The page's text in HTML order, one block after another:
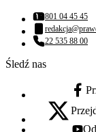
Numer telefonu:
801 04 45 45
Adres email:
Numer telefonu:
22 535 88 00
Śledź nas
x - otwiera